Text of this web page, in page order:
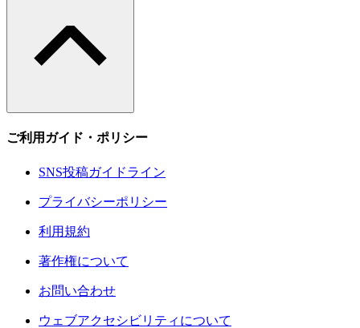
ご利用ガイド・ポリシー
SNS投稿ガイドライン
プライバシーポリシー
利用規約
著作権について
お問い合わせ
ウェブアクセシビリティについて